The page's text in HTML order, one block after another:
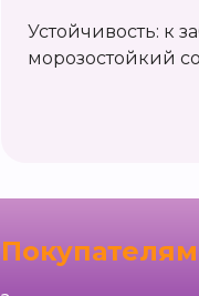
Устойчивость: к
морозостойкий
Покупателям